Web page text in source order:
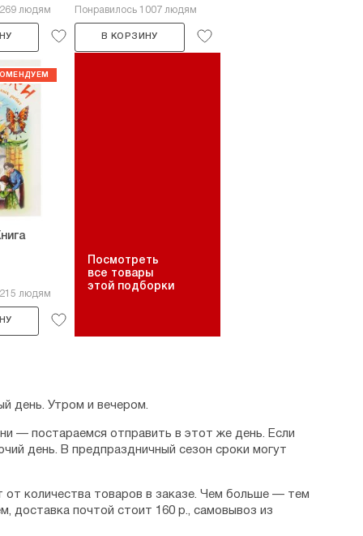
людям Понравилось 1007 людям
В КОРЗИНУ
людям
Посмотреть
все товары
этой подборки
день. Утром и вечером.
— постараемся отправить в этот же день. Если
день. В предпраздничный сезон сроки могут
от количества товаров в заказе. Чем больше — тем
доставка почтой стоит 160 р., самовывоз из